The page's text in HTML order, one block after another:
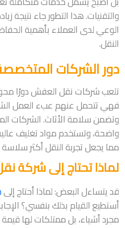
والتقنيات. هذا التطور جاء نتيجة
الوعي لدى العملاء بأهمية
النقل.
دور الشركات
تلعب شركات نقل العفش دورًا
فهي تتحمل عنهم عبء العمل
وتضمن سلامة الأثاث. الشركات
واضحة، وتستخدم مواد تغليف عالية
مما يجعل تجربة النقل أكثر سلاسة
لماذا تحتاج إلى شركة
قد يتساءل البعض: لماذا أحتاج إلى
أستطيع القيام بذلك بنفسي؟
مجرد أشياء، بل ممتلكات لها